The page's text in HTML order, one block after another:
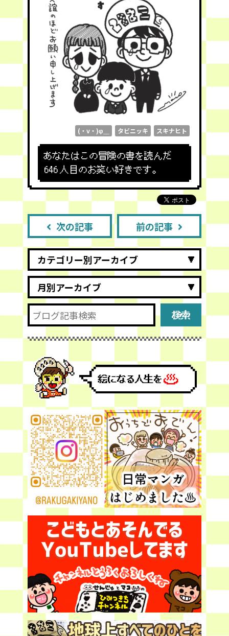
(・v・)φ＿ タビニッキ スキナヒト
あなたはこの冒険の書を読んだ
646 人目のお笑い好きです。
次の記事 前の記事